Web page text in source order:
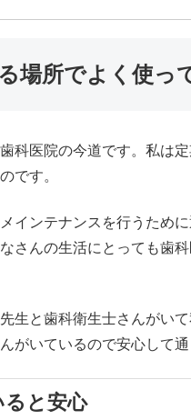
場所でよく使っ
科医院の今道です。私は
です。
インテナンスを行うため
さんの生活にとっても歯
生と歯科衛生士さんがい
がいているので安心して通
と安心